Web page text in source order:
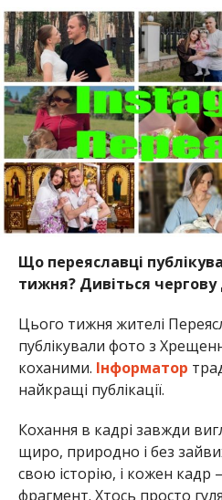
Що переяславці
тижня? Дивіться чергову
Цього тижня жителі
публікували фото з
коханими. Інформатор
найкращі публікації.
Кохання в кадрі завжди
щиро, природно і без
свою історію, і кожен кадр
фрагмент. Хтось просто